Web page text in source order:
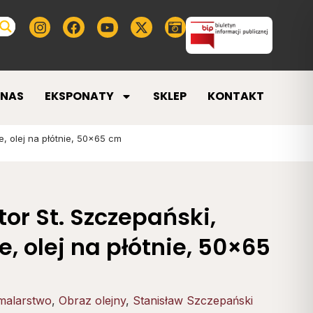
EKSPONATY SKLEP KONTAKT
olej na płótnie, 50×65 cm
St. Szczepański,
olej na płótnie, 50×65
, Obraz olejny, Stanisław Szczepański